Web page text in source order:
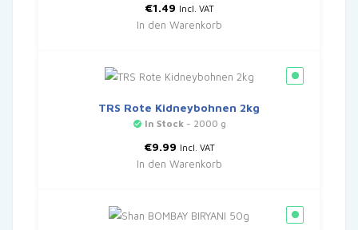
€1.49 Incl. VAT
In den Warenkorb
TRS Rote Kidneybohnen 2kg
In Stock- 2000 g
€9.99 Incl. VAT
In den Warenkorb